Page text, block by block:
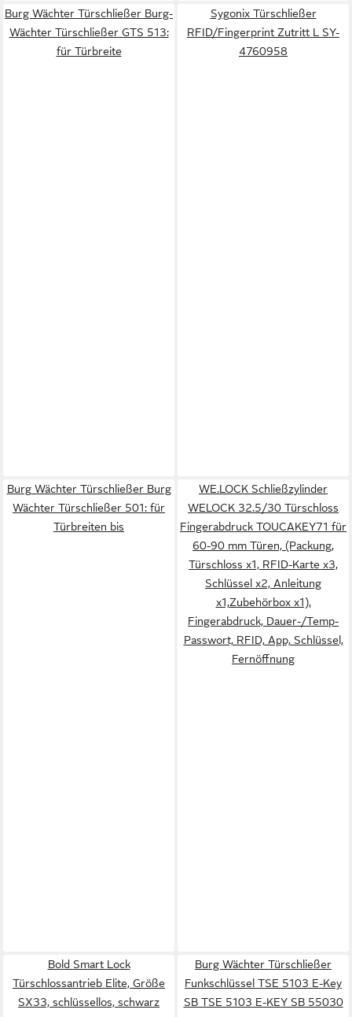
Burg Wächter Türschließer Burg-
Wächter Türschließer GTS 513:
für Türbreite
Sygonix Türschließer
RFID/Fingerprint Zutritt L SY-
4760958
Burg Wächter Türschließer Burg
Wächter Türschließer 501: für
Türbreiten bis
WE.LOCK Schließzylinder
WELOCK 32.5/30 Türschloss
Fingerabdruck TOUCAKEY71 für
60-90 mm Türen, (Packung,
Türschloss x1, RFID-Karte x3,
Schlüssel x2, Anleitung
x1,Zubehörbox x1),
Fingerabdruck, Dauer-/Temp-
Passwort, RFID, App, Schlüssel,
Fernöffnung
Bold Smart Lock
Türschlossantrieb Elite, Größe
SX33, schlüssellos, schwarz
Burg Wächter Türschließer
Funkschlüssel TSE 5103 E-Key
SB TSE 5103 E-KEY SB 55030